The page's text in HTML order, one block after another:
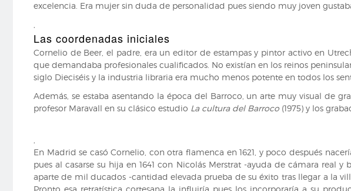
excelencia. Era mujer sin duda de personalidad pues siendo muy joven
Las coordenadas iniciales
Cornelio de Beer, el padre, era un editor de estampas y pintor activo en
que demandaba profesionales cualificados. No existían en los reinos
siglo Dieciséis y la industria libraria era mucho menos potente en todos los
Además, se estaba asentando la época del Barroco, un arte muy visual de
profesor Maravall en su clásico estudio La cultura del Barroco (1975) y los
En Madrid se casó Cornelio, con otra flamenca en 1621, y poco después
pues al casarse su hija en 1641 con Nicolás Merstrat -ayuda de cámara
aparte de mil ducados -cantidad elevada prueba de su éxito tras llegar a la
Pronto esa retratística cortesana la influiría pues los incorporaría a su